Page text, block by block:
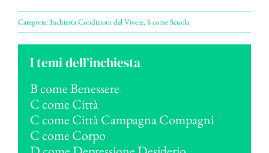
Categorie:Inchiesta Condizioni del Vivere,S come Scuola
I temi dell’inchiesta
B come Benessere
C come Città
C come Città Campagna Compagni
C come Corpo